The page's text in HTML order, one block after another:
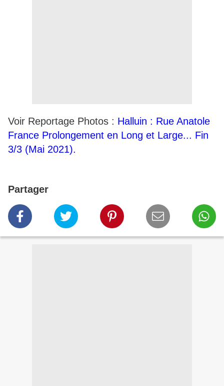
Voir Reportage Photos : Halluin : Rue Anatole
France Prolongement en Long et Large... Fin
3/3 (Mai 2021).
Partager